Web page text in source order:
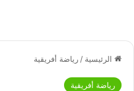
الرئيسية / رياضة أفريقية
رياضة أفريقية